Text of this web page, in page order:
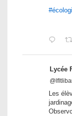
Lycée
Les